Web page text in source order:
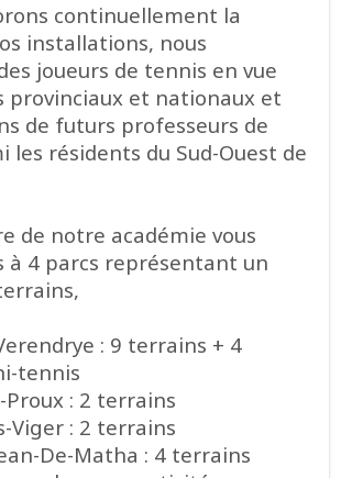
continuellement la
installations, nous
joueurs de tennis en vue
provinciaux et nationaux et
de futurs professeurs de
les résidents du Sud-Ouest de
de notre académie vous
à 4 parcs représentant un
: 9 terrains + 4
tennis
Proux : 2 terrains
Viger : 2 terrains
De-Matha : 4 terrains